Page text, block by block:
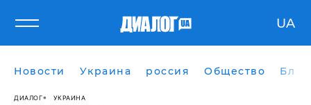
UA
Новости Украина россия Общество
ДИАЛОГ УКРАИНА